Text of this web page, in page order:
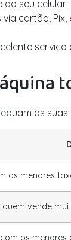
seu celular.
cartão,
às suas
as menores
vende
os